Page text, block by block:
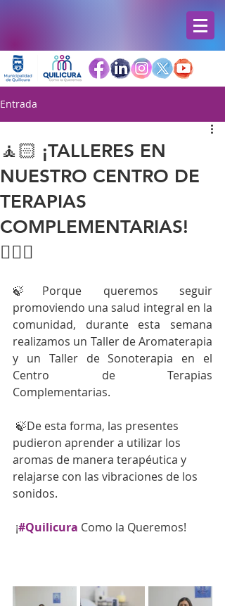
Entrada
🧘🏻 ¡TALLERES EN
NUESTRO CENTRO DE
TERAPIAS
COMPLEMENTARIAS!
🧘🏼‍♂️
🍃Porque queremos seguir
promoviendo una salud integral en la
comunidad, durante esta semana
realizamos un Taller de Aromaterapia
y un Taller de Sonoterapia en el
Centro de Terapias
Complementarias.
🍃De esta forma, las presentes
pudieron aprender a utilizar los
aromas de manera terapéutica y
relajarse con las vibraciones de los
sonidos.
¡#Quilicura Como la Queremos!